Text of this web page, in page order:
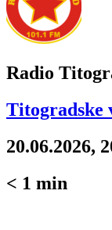
Radio
Titogradske
20.06.2026,
< 1 min